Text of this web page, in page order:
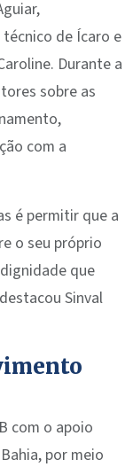
de Ícaro e
Durante a
sobre as
com a
é permitir que a
o seu próprio
que
Sinval
com o apoio
por meio